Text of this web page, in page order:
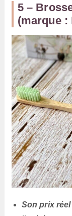
5 –
(marque :
Son prix réel